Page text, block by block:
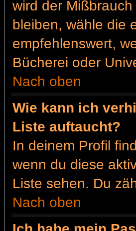
wird der
bleiben, wähle die
empfehlenswert,
Bücherei oder
Nach oben
Wie kann ich
Liste auftaucht?
In deinem Profil
wenn du diese
Liste sehen. Du
Nach oben